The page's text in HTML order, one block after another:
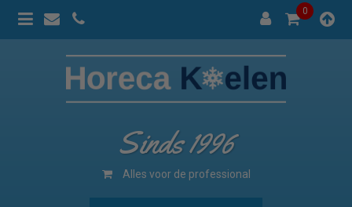
0
Sinds 1996
Alles voor de professional